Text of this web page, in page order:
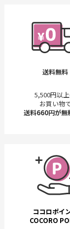
送料無料
5,500円以
お買い物
送料660円が無
ココロポイ
COCORO